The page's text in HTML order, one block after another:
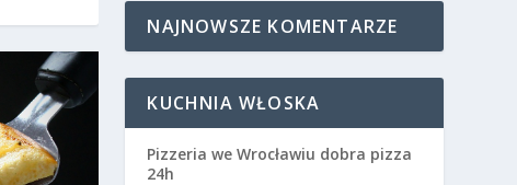
NAJNOWSZE KOMENTARZE
KUCHNIA WŁOSKA
Pizzeria we Wrocławiu dobra pizza
24h